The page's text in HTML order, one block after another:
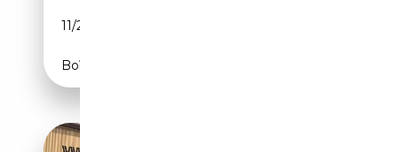
11/2024
Boîte manuelle